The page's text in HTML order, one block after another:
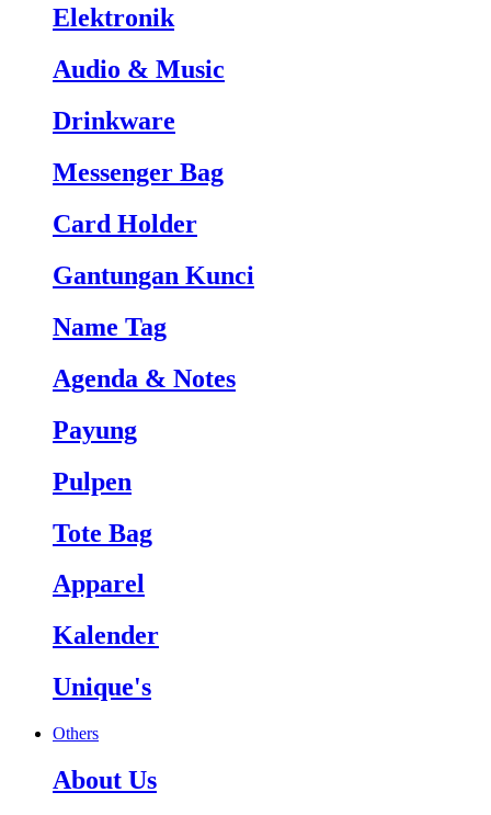
Elektronik
Audio & Music
Drinkware
Messenger Bag
Card Holder
Gantungan Kunci
Name Tag
Agenda & Notes
Payung
Pulpen
Tote Bag
Apparel
Kalender
Unique's
Others
About Us